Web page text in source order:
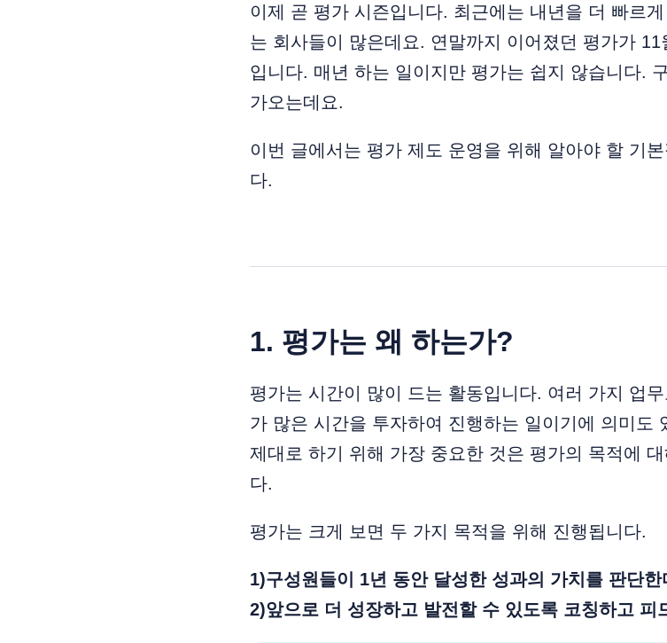
이제 곧 평가 시즌입니다. 최근에는 내년을 더 빠르
는 회사들이 많은데요. 연말까지 이어졌던 평가가
입니다. 매년 하는 일이지만 평가는 쉽지 않습니다.
가오는데요.
이번 글에서는 평가 제도 운영을 위해 알아야 할 기
다.
1. 평가는 왜 하는가?
평가는 시간이 많이 드는 활동입니다. 여러 가지 업
가 많은 시간을 투자하여 진행하는 일이기에 의미도
제대로 하기 위해 가장 중요한 것은 평가의 목적에
다.
평가는 크게 보면 두 가지 목적을 위해 진행됩니다.
1)구성원들이 1년 동안 달성한 성과의 가치를 판단한
2)앞으로 더 성장하고 발전할 수 있도록 코칭하고 피